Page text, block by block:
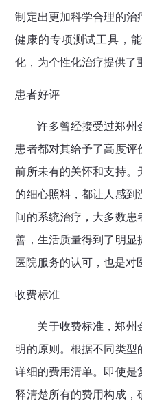
制定出更加科学合理的
健康的专项测试工具，
化，为个性化治疗提供了
患者好评
许多曾经接受过郑州
患者都对其给予了高度评
前所未有的关怀和支持
的细心照料，都让人感
间的系统治疗，大多数
善，生活质量得到了明
医院服务的认可，也是对
收费标准
关于收费标准，郑州
明的原则。根据不同类型
详细的费用清单。即使
释清楚所有的费用构成，